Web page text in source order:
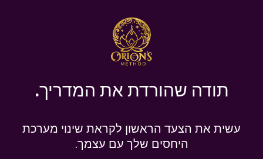
תודה שהורדת את המדריך.
עשית את הצעד הראשון לקראת שינוי מערכת
היחסים שלך עם עצמך.